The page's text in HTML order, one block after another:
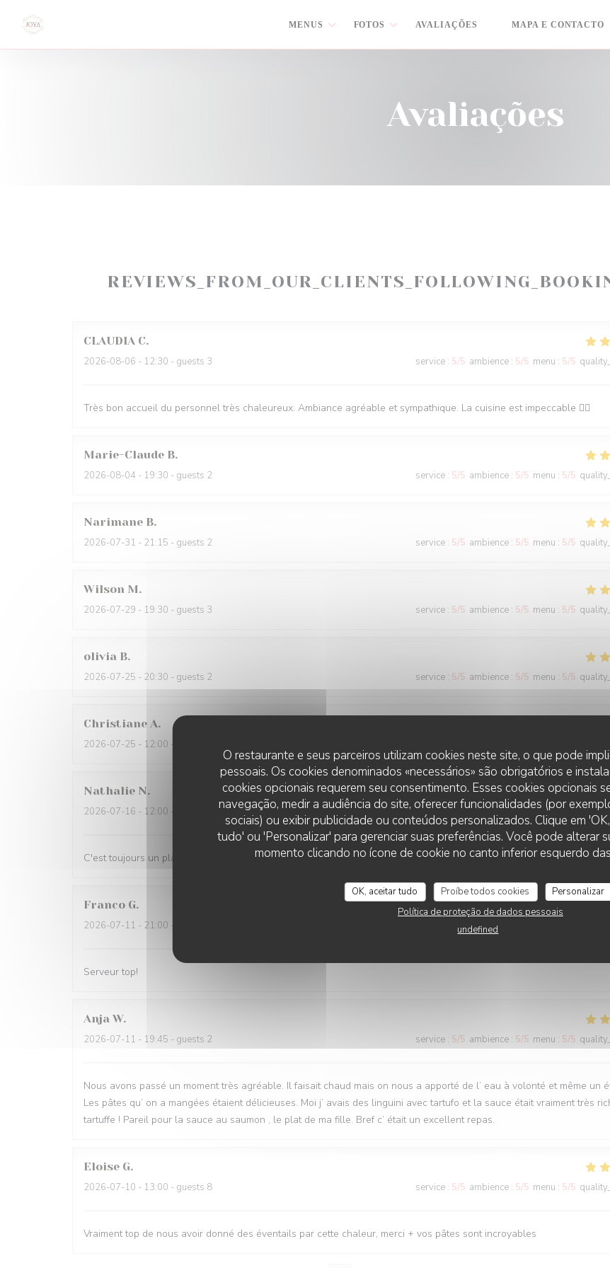
O restaurante e seus parceiros utilizam cookies neste site, o que pode
pessoais. Os cookies denominados «necessários» são obrigatórios e
cookies opcionais requerem seu consentimento. Esses cookies opcionais
navegação, medir a audiência do site, oferecer funcionalidades (por
sociais) ou exibir publicidade ou conteúdos personalizados. Clique em
tudo' ou 'Personalizar' para gerenciar suas preferências. Você pode alterar
momento clicando no ícone de cookie no canto inferior esquerdo
OK, aceitar tudo Proíbe todos cookies
Personalizar
Política de proteção de dados pessoais
undefined
MENUS FOTOS AVALIAÇÕES MAPA E CONTACTO
Avaliações
CLAUDIA C
2026-08-06 - 12:30 - guests 3 service : 5/5 ambience : 5/5 menu : 5/5
Très bon accueil du personnel très chaleureux. Ambiance agréable et sympathique. La cuisine est impeccable 👌🏽
Marie-Claude B
2026-08-04 - 19:30 - guests 2 service : 5/5 ambience : 5/5 menu : 5/5
Narimane B
2026-07-31 - 21:15 - guests 2 service : 5/5 ambience : 5/5 menu : 5/5
Wilson M
2026-07-29 - 19:30 - guests 3 service : 5/5 ambience : 5/5 menu : 5/5
olivia B
2026-07-25 - 20:30 - guests 2 service : 5/5 ambience : 5/5 menu : 5/5
Christiane A
2026-07-25 - 12:00 - guests 4
Nathalie N
2026-07-16 - 12:00 - guests 3 service:5 /5 ambience:5/5 menu: 5 /5
C'est toujours un plaisir de venir dans votre restaurant votre accueil mais bien sûr vos plats.
Franco G
2026-07-11 - 21:00 - guests 4 /5 ambience
Serveur top!
Anja W
2026-07-11 - 19:45 - guests 2 service : 5/5 ambience : 5/5 menu : 5/5
Nous avons passé un moment très agréable. Il faisait chaud mais on nous a apporté de l’ eau à volonté et même un
Les pâtes qu’ on a mangées étaient délicieuses. Moi j’ avais des linguini avec tartufo et la sauce était vraiment très
tartuffe ! Pareil pour la sauce au saumon , le plat de ma fille. Bref c’ était un excellent repas.
Eloise G
2026-07-10 - 13:00 - guests 8 service : 5/5 ambience : 5/5 menu : 5/5
Vraiment top de nous avoir donné des éventails par cette chaleur, merci + vos pâtes sont incroyables